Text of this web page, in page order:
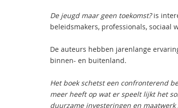
De jeugd maar geen toekomst?is
beleidsmakers, professionals, sociaal
De auteurs hebben jarenlange
binnen- en buitenland.
Het boek schetst een confronterend
meer heeft op wat er speelt lijkt het
duurzame investeringen en